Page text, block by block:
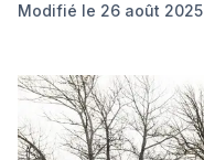
Modifié le 26 août 2025